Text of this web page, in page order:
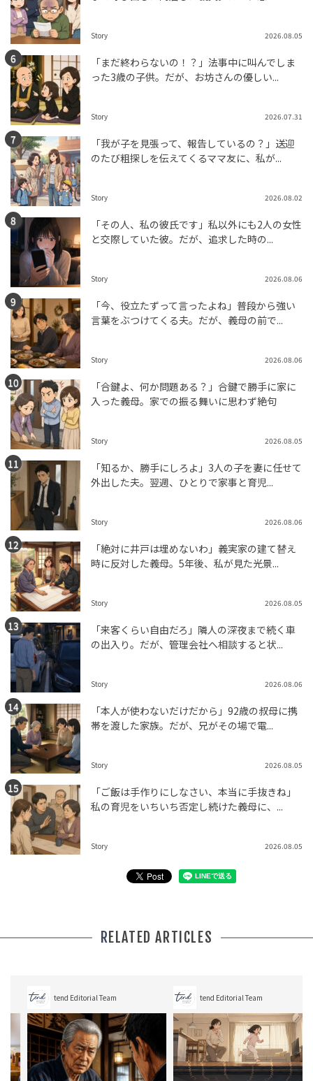
Story 2026.08.05
「まだ終わらないの！？」法事中に叫んでしま
った3歳の子供。だが、お坊さんの優しい...
Story 2026.07.31
「我が子を見張って、報告しているの？」送迎
のたび粗探しを伝えてくるママ友に、私が...
Story 2026.08.02
「その人、私の彼氏です」私以外にも2人の女性
と交際していた彼。だが、追求した時の...
Story 2026.08.06
「今、役立たずって言ったよね」普段から強い
言葉をぶつけてくる夫。だが、義母の前で...
Story 2026.08.06
「合鍵よ、何か問題ある？」合鍵で勝手に家に
入った義母。家での振る舞いに思わず絶句
Story 2026.08.05
「知るか、勝手にしろよ」3人の子を妻に任せて
外出した夫。翌週、ひとりで家事と育児...
Story 2026.08.06
「絶対に井戸は埋めないわ」義実家の建て替え
時に反対した義母。5年後、私が見た光景...
Story 2026.08.05
「来客くらい自由だろ」隣人の深夜まで続く車
の出入り。だが、管理会社へ相談すると状...
Story 2026.08.06
「本人が使わないだけだから」92歳の叔母に携
帯を渡した家族。だが、兄がその場で電...
Story 2026.08.05
「ご飯は手作りにしなさい、本当に手抜きね」
私の育児をいちいち否定し続けた義母に、...
Story 2026.08.05
RELATED ARTICLES
tend Editorial Team tend Editorial Team